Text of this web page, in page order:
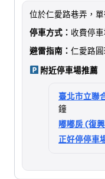
位於仁愛路巷弄，
停車方式： 收費停
避雷指南： 仁愛路
附近停車場推薦
臺北市立聯
鐘
嘟嘟房 (復
正好停停車